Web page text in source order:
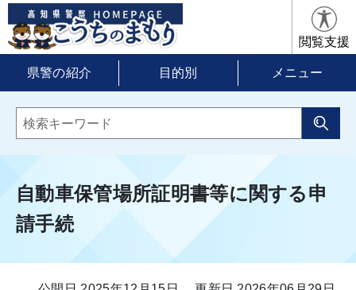
閲覧支援
県警の紹介 目的別 メニュー
自動車保管場所証明書等に関する申
請手続